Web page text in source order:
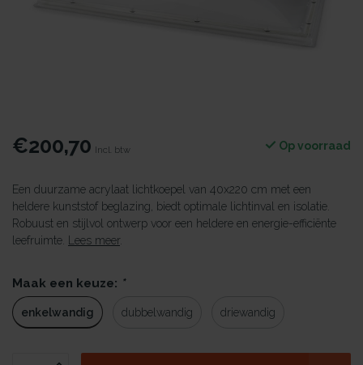
€200,70 Incl. btw Op voorraad
Een duurzame acrylaat lichtkoepel van 40x220 cm met een
heldere kunststof beglazing, biedt optimale lichtinval en isolatie.
Robuust en stijlvol ontwerp voor een heldere en energie-efficiënte
leefruimte.
Lees meer.
Maak een keuze: *
enkelwandig dubbelwandig driewandig